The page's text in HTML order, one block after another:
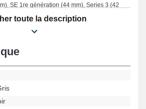
SE 1re génération (44 mm), Series 3 (42
de la marque Apple Watch. L'article silicone
complètement à une sélection étendue de
toute la description